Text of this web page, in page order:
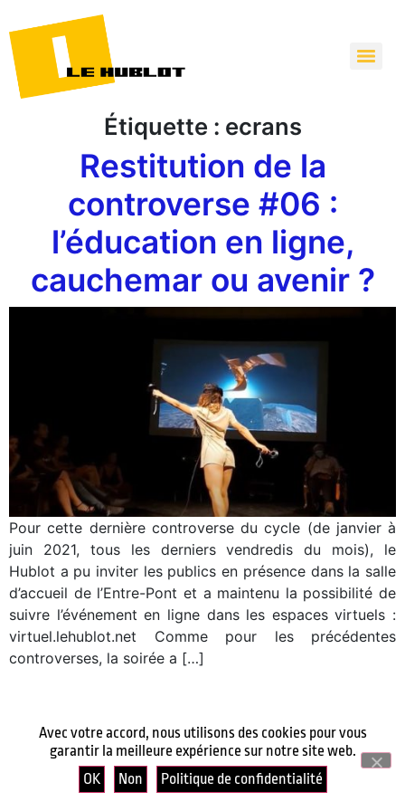
Étiquette : ecrans
Restitution de la
controverse #06 :
l’éducation en ligne,
cauchemar ou avenir ?
Pour cette dernière controverse du cycle (de janvier à
juin 2021, tous les derniers vendredis du mois), le
Hublot a pu inviter les publics en présence dans la salle
d’accueil de l’Entre-Pont et a maintenu la possibilité de
suivre l’événement en ligne dans les espaces virtuels :
virtuel.lehublot.net Comme pour les précédentes
controverses, la soirée a […]
Avec votre accord, nous utilisons des cookies pour vous
garantir la meilleure expérience sur notre site web.
OK
Non Politique de confidentialité